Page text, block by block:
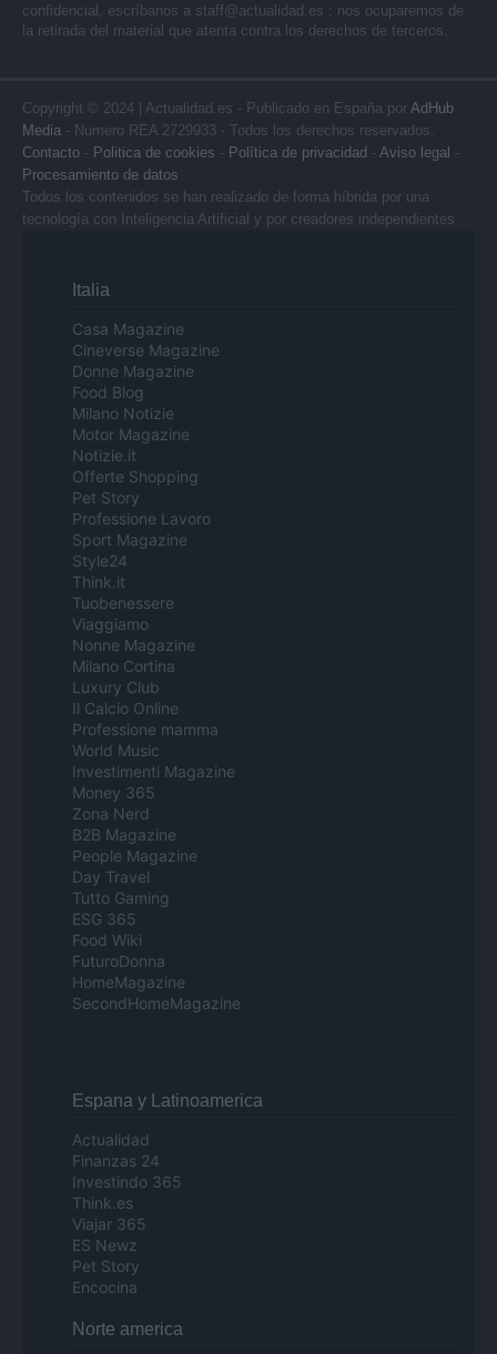
confidencial, escríbanos a staff@actualidad.es : nos ocuparemos de
la retirada del material que atenta contra los derechos de terceros.
Copyright © 2024 | Actualidad.es - Publicado en España por AdHub
Media - Numero REA 2729933 - Todos los derechos reservados.
Contacto - Politica de cookies - Política de privacidad - Aviso legal -
Procesamiento de datos
Todos los contenidos se han realizado de forma híbrida por una
tecnología con Inteligencia Artificial y por creadores independientes
Italia
Casa Magazine
Cineverse Magazine
Donne Magazine
Food Blog
Milano Notizie
Motor Magazine
Notizie.it
Offerte Shopping
Pet Story
Professione Lavoro
Sport Magazine
Style24
Think.it
Tuobenessere
Viaggiamo
Nonne Magazine
Milano Cortina
Luxury Club
Il Calcio Online
Professione mamma
World Music
Investimenti Magazine
Money 365
Zona Nerd
B2B Magazine
People Magazine
Day Travel
Tutto Gaming
ESG 365
Food Wiki
FuturoDonna
HomeMagazine
SecondHomeMagazine
Espana y Latinoamerica
Actualidad
Finanzas 24
Investindo 365
Think.es
Viajar 365
ES Newz
Pet Story
Encocina
Norte america